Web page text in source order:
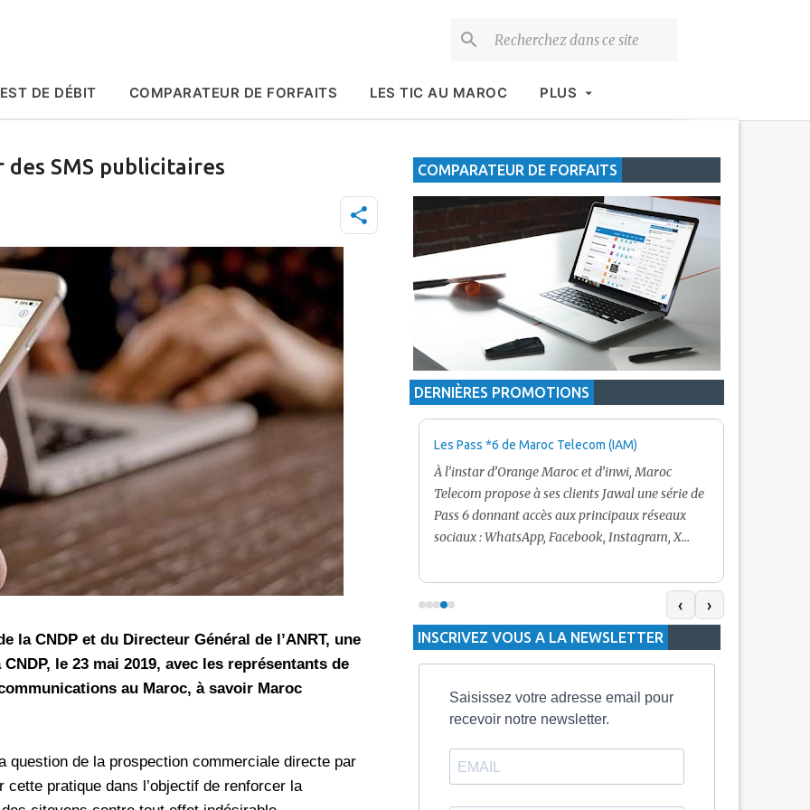
DE DÉBIT COMPARATEUR DE FORFAITS LES TIC AU MAROC PLUS
des SMS publicitaires
la CNDP et du Directeur Général de l’ANRT, une
le 23 mai 2019, avec les représentants de
au Maroc, à savoir Maroc
question de la prospection commerciale directe par
cette pratique dans l’objectif de renforcer la
COMPARATEUR DE FORFAITS
DERNIÈRES PROMOTIONS
réseaux sociaux
inwi fait
accès à
Snapchat voire
au
23 mars 2026,
Promotion Orange Maroc: Recharge x25 +
Internet
Nouveau! Orange Maroc multiplie les recharges
pour toute recharge de 30 Dh ou plus. De plus,
Orange offre, suite à n'importe quelle recharge,
un volume d'internet variant selon le montant de
ladite recharge. La durée de validité du volume
offert en Dh est de 3 mois. Recharge Solde
Les Pass *6 de Maroc Telecom (IAM)
À l’instar d’Orange Maroc et d’inwi, Maroc
Telecom propose à ses clients Jawal une série de
Pass 6 donnant accès aux principaux réseaux
sociaux : WhatsApp, Facebook, Instagram, X
5 Dh inclut 100 Mo, le Pass 10 Dh offre 400 Mo,
tandis que les formules à 20 Dh et 30 Dh
proposent respectivement 1 Go et 2 Go. Les
durées de validité sont de 3 jours pour
‹ ›
INSCRIVEZ VOUS A LA NEWSLETTER
Saisissez votre adresse email pour
recevoir notre newsletter.